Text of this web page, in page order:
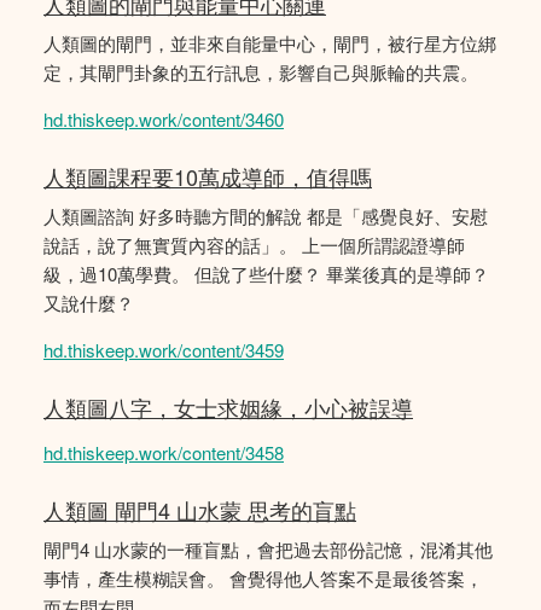
人類圖的閘門，並非來自能量中心，閘門，被行星方位綁
定，其閘門卦象的五行訊息，影響自己與脈輪的共震。
hd.thiskeep.work/content/3460
人類圖課程要10萬成導師，值得嗎
人類圖諮詢 好多時聽方間的解說 都是「感覺良好、安慰
說話，說了無實質內容的話」。 上一個所謂認證導師
級，過10萬學費。 但說了些什麼？ 畢業後真的是導師？
又說什麼？
hd.thiskeep.work/content/3459
人類圖八字，女士求姻緣，小心被誤導
hd.thiskeep.work/content/3458
人類圖 閘門4 山水蒙 思考的盲點
閘門4 山水蒙的一種盲點，會把過去部份記憶，混淆其他
事情，產生模糊誤會。 會覺得他人答案不是最後答案，